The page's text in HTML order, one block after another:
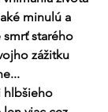
minulú a
starého
zážitku
hlbšieho